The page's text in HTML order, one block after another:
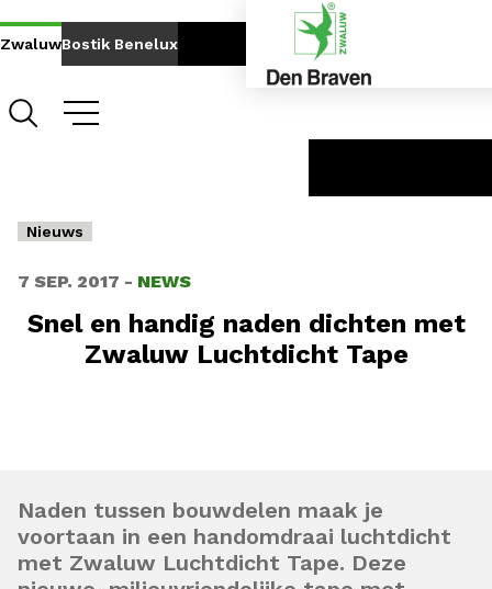
Go to content Go to navigation
ZwaluwBostik Benelux
Nieuws
7 SEP. 2017 - NEWS
Snel en handig naden dichten met
Zwaluw Luchtdicht Tape
Naden tussen bouwdelen maak je
voortaan in een handomdraai luchtdicht
met Zwaluw Luchtdicht Tape. Deze